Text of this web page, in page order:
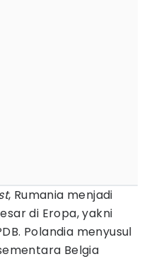
, Rumania menjadi
di Eropa, yakni
Polandia menyusul
Belgia